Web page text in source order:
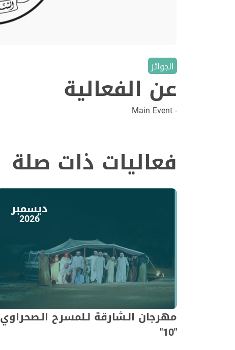
الجوائز
عن الفعالية
- Main Event
فعاليات ذات صلة
ديسمبر
2026
مهرجان الـشارقة لـلمسرح الـصحراوي
"10"